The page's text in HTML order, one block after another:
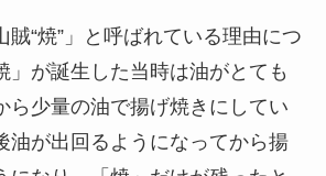
賊“焼”」と呼ばれている理由につ
」が誕生した当時は油がとても
ら少量の油で揚げ焼きにしてい
油が出回るようになってから揚